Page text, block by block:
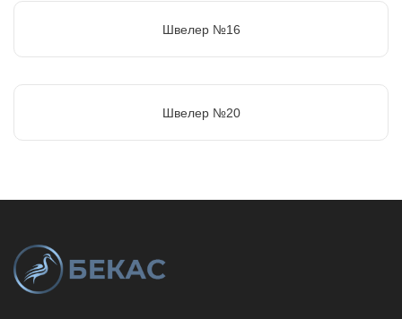
Швелер №16
Швелер №20